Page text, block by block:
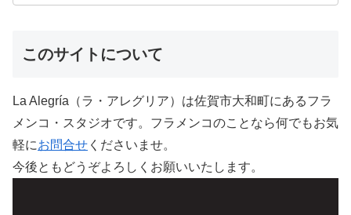
このサイトについて
La Alegría（ラ・アレグリア）は佐賀市大和町にあるフラ
メンコ・スタジオです。フラメンコのことなら何でもお気
軽にお問合せ くださいませ。
今後ともどうぞよろしくお願いいたします。